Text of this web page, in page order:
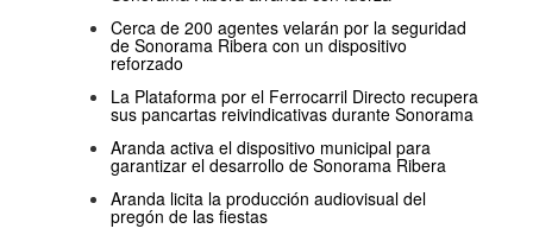
Cerca de 200 agentes velarán por la seguridad
de Sonorama Ribera con un dispositivo
reforzado
La Plataforma por el Ferrocarril Directo recupera
sus pancartas reivindicativas durante Sonorama
Aranda activa el dispositivo municipal para
garantizar el desarrollo de Sonorama Ribera
Aranda licita la producción audiovisual del
pregón de las fiestas